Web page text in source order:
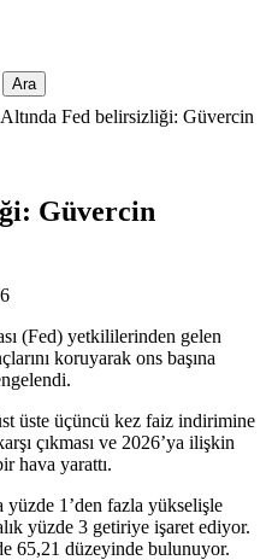
Ara
Altında Fed belirsizliği: Güvercin
Güvercin
(Fed) yetkililerinden gelen
koruyarak ons başına
üste üçüncü kez faiz indirimine
çıkması ve 2026’ya ilişkin
hava yarattı.
yüzde 1’den fazla yükselişle
yüzde 3 getiriye işaret ediyor.
65,21 düzeyinde bulunuyor.